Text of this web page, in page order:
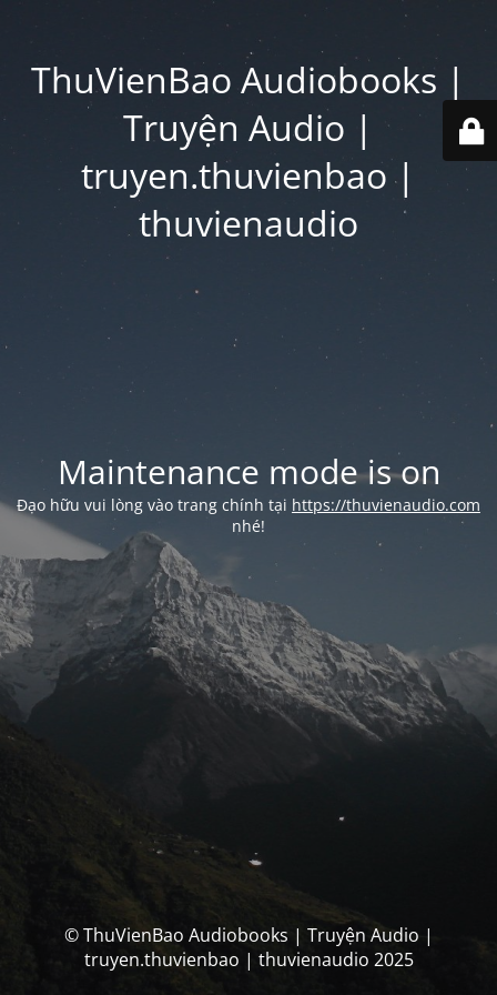
ThuVienBao Audiobooks |
Truyện Audio |
truyen.thuvienbao |
thuvienaudio
Maintenance mode is on
Đạo hữu vui lòng vào trang chính tại https://thuvienaudio.com
nhé!
© ThuVienBao Audiobooks | Truyện Audio |
truyen.thuvienbao | thuvienaudio 2025